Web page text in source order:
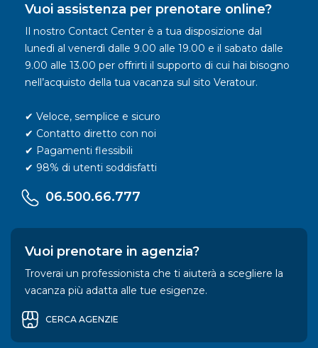
Vuoi assistenza per prenotare online?
Il nostro Contact Center è a tua disposizione dal
lunedì al venerdì dalle 9.00 alle 19.00 e il sabato dalle
9.00 alle 13.00 per offrirti il supporto di cui hai bisogno
nell’acquisto della tua vacanza sul sito Veratour.
✔ Veloce, semplice e sicuro
✔ Contatto diretto con noi
✔ Pagamenti flessibili
✔ 98% di utenti soddisfatti
06.500.66.777
Vuoi prenotare in agenzia?
Troverai un professionista che ti aiuterà a scegliere la
vacanza più adatta alle tue esigenze.
CERCA AGENZIE